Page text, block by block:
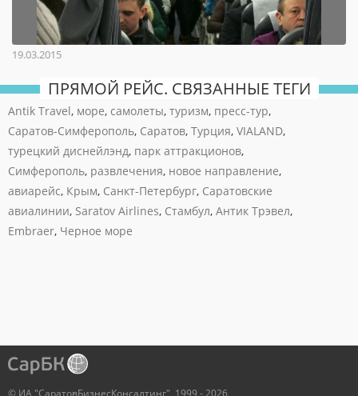
19.03.2015
ПРЯМОЙ РЕЙС. СВЯЗАННЫЕ ТЕГИ
Antik Travel, море, самолеты, туризм, пресс-тур,
Саратов-Симферополь, Саратов, Турция, VIALAND,
турецкий диснейлэнд, парк аттракционов,
Симферополь, развлечения, новое направление,
авиарейс, Крым, Санкт-Петербург, Саратовские
авиалинии, Saratov Airlines, Стамбул, Антик Трэвел,
Embraer, Черное море